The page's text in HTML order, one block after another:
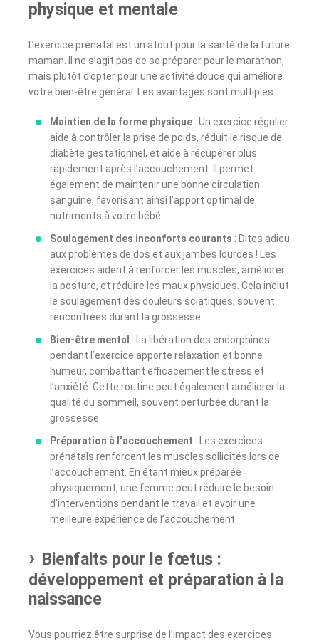
physique et mentale
L’exercice prénatal est un atout pour la santé de la future
maman. Il ne s’agit pas de se préparer pour le marathon,
mais plutôt d’opter pour une activité douce qui améliore
votre bien-être général. Les avantages sont multiples :
Maintien de la forme physique : Un exercice régulier
aide à contrôler la prise de poids, réduit le risque de
diabète gestationnel, et aide à récupérer plus
rapidement après l’accouchement. Il permet
également de maintenir une bonne circulation
sanguine, favorisant ainsi l’apport optimal de
nutriments à votre bébé.
Soulagement des inconforts courants : Dites adieu
aux problèmes de dos et aux jambes lourdes ! Les
exercices aident à renforcer les muscles, améliorer
la posture, et réduire les maux physiques. Cela inclut
le soulagement des douleurs sciatiques, souvent
rencontrées durant la grossesse.
Bien-être mental : La libération des endorphines
pendant l’exercice apporte relaxation et bonne
humeur, combattant efficacement le stress et
l’anxiété. Cette routine peut également améliorer la
qualité du sommeil, souvent perturbée durant la
grossesse.
Préparation à l’accouchement : Les exercices
prénatals renforcent les muscles sollicités lors de
l’accouchement. En étant mieux préparée
physiquement, une femme peut réduire le besoin
d’interventions pendant le travail et avoir une
meilleure expérience de l’accouchement.
Bienfaits pour le fœtus :
développement et préparation à la
naissance
Vous pourriez être surprise de l’impact des exercices